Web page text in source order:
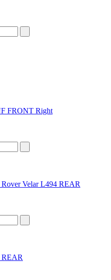
FRONT Right
Velar L494 REAR
REAR